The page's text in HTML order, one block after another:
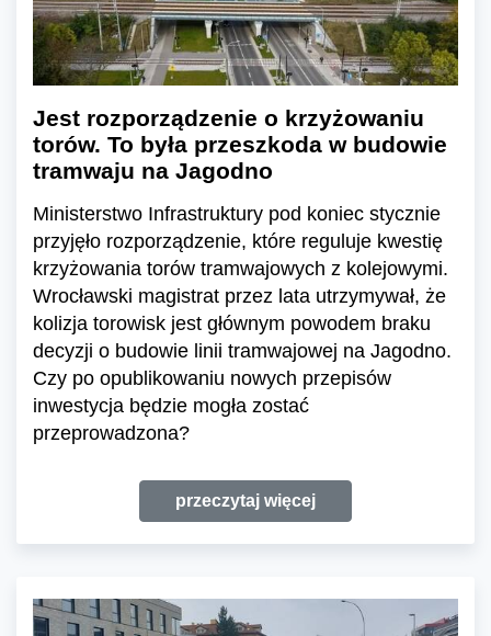
Jest rozporządzenie o krzyżowaniu
torów. To była przeszkoda w budowie
tramwaju na Jagodno
Ministerstwo Infrastruktury pod koniec stycznie
przyjęło rozporządzenie, które reguluje kwestię
krzyżowania torów tramwajowych z kolejowymi.
Wrocławski magistrat przez lata utrzymywał, że
kolizja torowisk jest głównym powodem braku
decyzji o budowie linii tramwajowej na Jagodno.
Czy po opublikowaniu nowych przepisów
inwestycja będzie mogła zostać
przeprowadzona?
przeczytaj więcej